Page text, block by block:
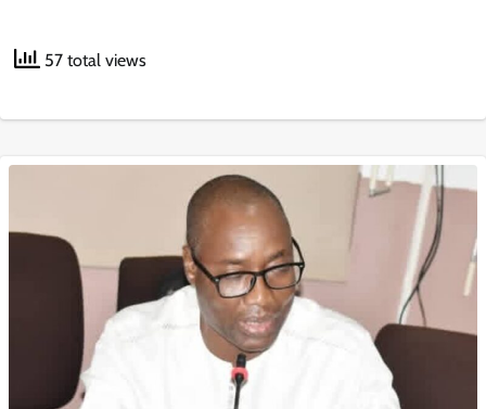
57 total views